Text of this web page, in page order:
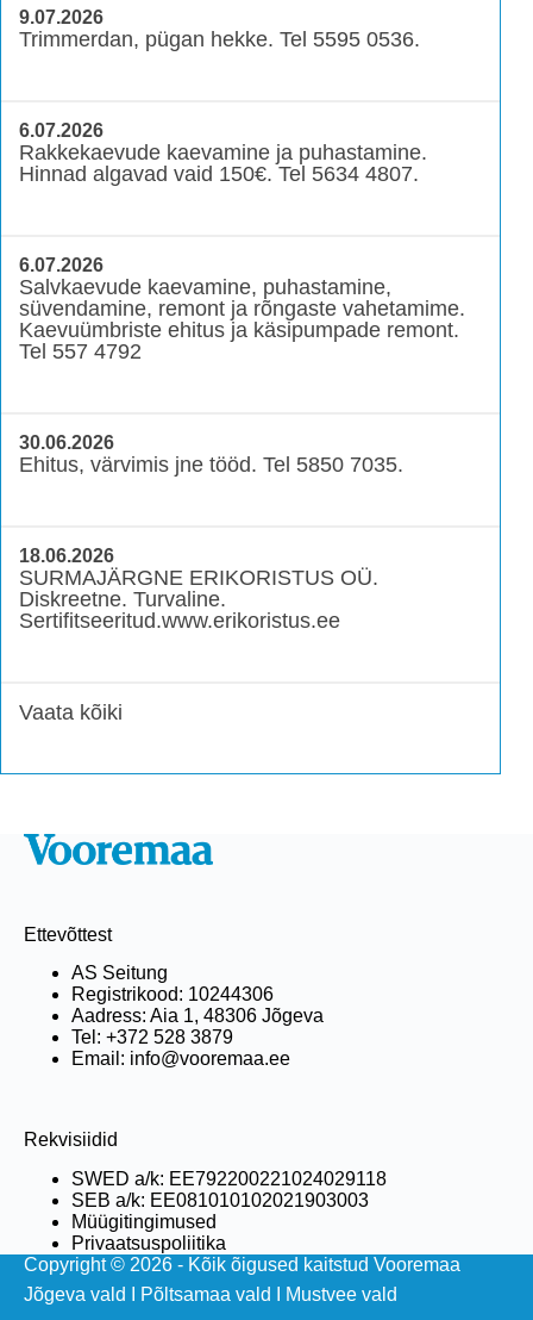
9.07.2026
Trimmerdan, pügan hekke. Tel 5595 0536.
6.07.2026
Rakkekaevude kaevamine ja puhastamine.
Hinnad algavad vaid 150€. Tel 5634 4807.
6.07.2026
Salvkaevude kaevamine, puhastamine,
süvendamine, remont ja rõngaste vahetamime.
Kaevuümbriste ehitus ja käsipumpade remont.
Tel 557 4792
30.06.2026
Ehitus, värvimis jne tööd. Tel 5850 7035.
18.06.2026
SURMAJÄRGNE ERIKORISTUS OÜ.
Diskreetne. Turvaline.
Sertifitseeritud.www.erikoristus.ee
Vaata kõiki
Ettevõttest
AS Seitung
Registrikood: 10244306
Aadress: Aia 1, 48306 Jõgeva
Tel: +372 528 3879
Email: info@vooremaa.ee
Rekvisiidid
SWED a/k: EE792200221024029118
SEB a/k: EE081010102021903003
Müügitingimused
Privaatsuspoliitika
Copyright © 2026 - Kõik õigused kaitstud Vooremaa
Jõgeva vald
Põltsamaa vald Mustvee vald